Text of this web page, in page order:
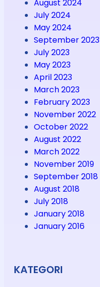
August 2024
July 2024
May 2024
September 2023
July 2023
May 2023
April 2023
March 2023
February 2023
November 2022
October 2022
August 2022
March 2022
November 2019
September 2018
August 2018
July 2018
January 2018
January 2016
KATEGORI